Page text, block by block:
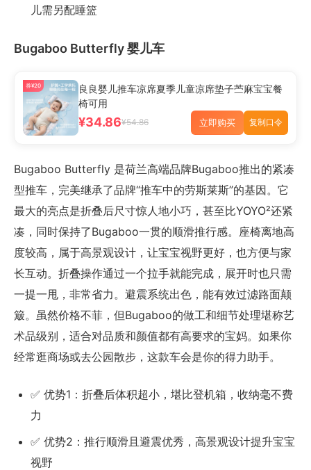
儿需另配睡篮
Bugaboo Butterfly 婴儿车
券¥20
良良婴儿推车凉席夏季儿童凉席垫子苎麻宝宝餐
椅可用
¥34.86¥54.86 立即购买 复制口令
Bugaboo Butterfly 是荷兰高端品牌Bugaboo推出的紧凑
型推车，完美继承了品牌“推车中的劳斯莱斯”的基因。它
最大的亮点是折叠后尺寸惊人地小巧，甚至比YOYO²还紧
凑，同时保持了Bugaboo一贯的顺滑推行感。座椅离地高
度较高，属于高景观设计，让宝宝视野更好，也方便与家
长互动。折叠操作通过一个拉手就能完成，展开时也只需
一提一甩，非常省力。避震系统出色，能有效过滤路面颠
簸。虽然价格不菲，但Bugaboo的做工和细节处理堪称艺
术品级别，适合对品质和颜值都有高要求的宝妈。如果你
经常逛商场或去公园散步，这款车会是你的得力助手。
✅ 优势1：折叠后体积超小，堪比登机箱，收纳毫不费
力
✅ 优势2：推行顺滑且避震优秀，高景观设计提升宝宝
视野